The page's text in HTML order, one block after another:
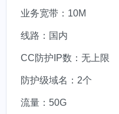
业务宽带：10M
线路：国内
CC防护IP数：无上限
防护级域名：2个
流量：50G